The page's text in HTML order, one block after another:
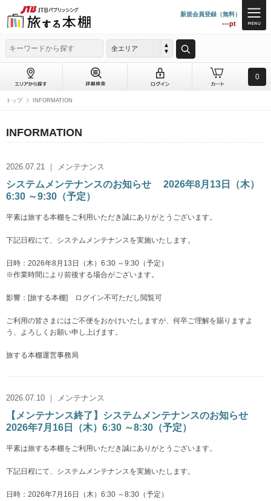
新規会員登録（無料）
---pt
全エリア
0
トップ INFORMATION
INFORMATION
2026.07.21 ｜ メンテナンス
システムメンテナンスのお知らせ 2026年8月13日（木）
6:30 ～9:30（予定）
平素は旅する本棚をご利用いただき誠にありがとうございます。
下記日程にて、システムメンテナンスを実施いたします。
日時：2026年8月13日（木）6:30 ～9:30（予定）
※作業時間により前後する場合がございます。
影響：[旅する本棚] ログイン不可ただし閲覧可
ご利用の皆さまにはご不便をおかけいたしますが、何卒ご理解を賜りますよ
う、よろしくお願い申し上げます。
旅する本棚運営事務局
2026.07.10 ｜ メンテナンス
【メンテナンス終了】システムメンテナンスのお知らせ
2026年7月16日（木）6:30 ～8:30（予定）
平素は旅する本棚をご利用いただき誠にありがとうございます。
下記日程にて、システムメンテナンスを実施いたします。
日時：2026年7月16日（木）6:30 ～8:30（予定）